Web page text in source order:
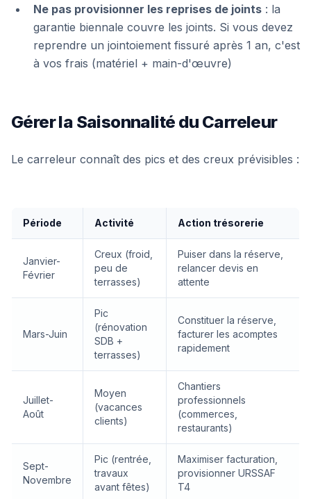
Ne pas provisionner les reprises de joints : la
garantie biennale couvre les joints. Si vous devez
reprendre un jointoiement fissuré après 1 an, c'est
à vos frais (matériel + main-d'œuvre)
Gérer la Saisonnalité du Carreleur
Le carreleur connaît des pics et des creux prévisibles :
Période Activité Action trésorerie
Janvier-
Février
Creux (froid,
peu de
terrasses)
Puiser dans la réserve,
relancer devis en
attente
Mars-Juin
Pic
(rénovation
SDB +
terrasses)
Constituer la réserve,
facturer les acomptes
rapidement
Juillet-
Août
Moyen
(vacances
clients)
Chantiers
professionnels
(commerces,
restaurants)
Sept-
Novembre
Pic (rentrée,
travaux
avant fêtes)
Maximiser facturation,
provisionner URSSAF
T4